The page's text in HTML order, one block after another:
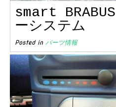
smart
ーシステム
Posted in パーツ情報